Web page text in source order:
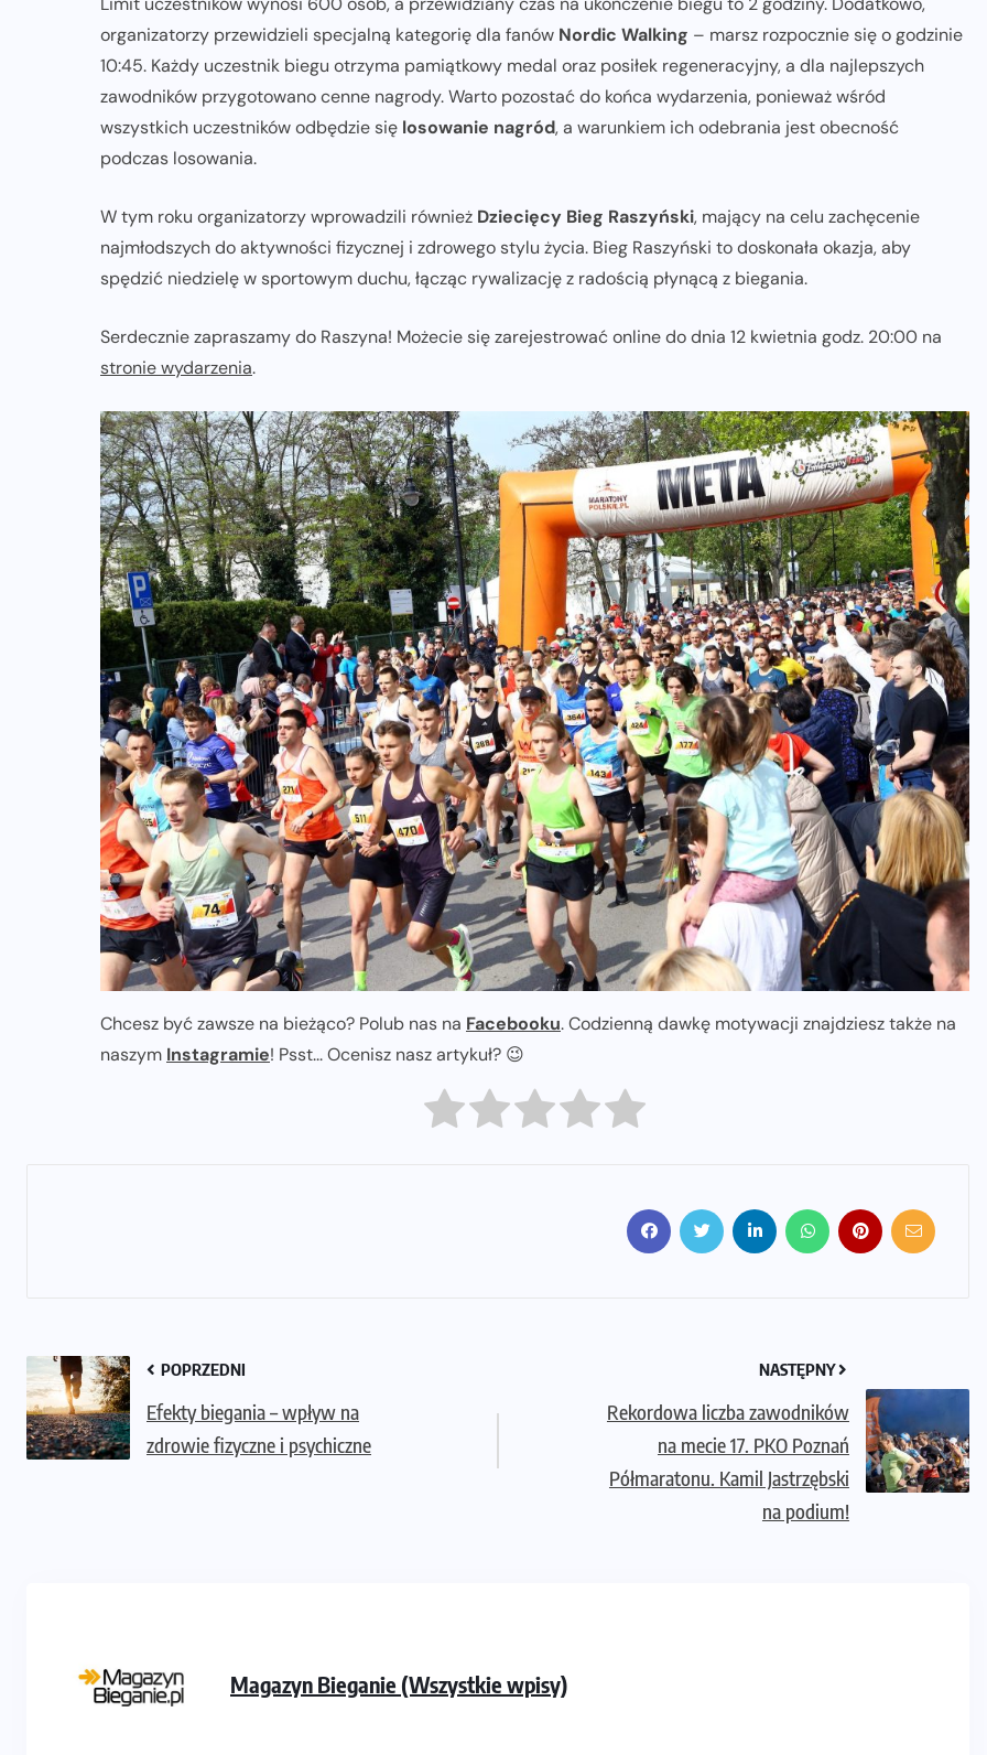
organizatorzy przewidzieli specjalną kategorię dla fanów Nordic Walking – marsz rozpocznie się o godzinie
10:45. Każdy uczestnik biegu otrzyma pamiątkowy medal oraz posiłek regeneracyjny, a dla najlepszych
zawodników przygotowano cenne nagrody. Warto pozostać do końca wydarzenia, ponieważ wśród
wszystkich uczestników odbędzie się losowanie nagród, a warunkiem ich odebrania jest obecność
podczas losowania.
W tym roku organizatorzy wprowadzili również Dziecięcy Bieg Raszyński, mający na celu zachęcenie
najmłodszych do aktywności fizycznej i zdrowego stylu życia. Bieg Raszyński to doskonała okazja, aby
spędzić niedzielę w sportowym duchu, łącząc rywalizację z radością płynącą z biegania.
Serdecznie zapraszamy do Raszyna! Możecie się zarejestrować online do dnia 12 kwietnia godz. 20:00 na
stronie wydarzenia.
Chcesz być zawsze na bieżąco? Polub nas na Facebooku. Codzienną dawkę motywacji znajdziesz także na
naszym Instagramie! Psst... Ocenisz nasz artykuł? 😉
POPRZEDNI
Efekty biegania – wpływ na
zdrowie fizyczne i psychiczne
NASTĘPNY
Rekordowa liczba zawodników
na mecie 17. PKO Poznań
Półmaratonu. Kamil Jastrzębski
na podium!
Magazyn Bieganie (Wszystkie wpisy)